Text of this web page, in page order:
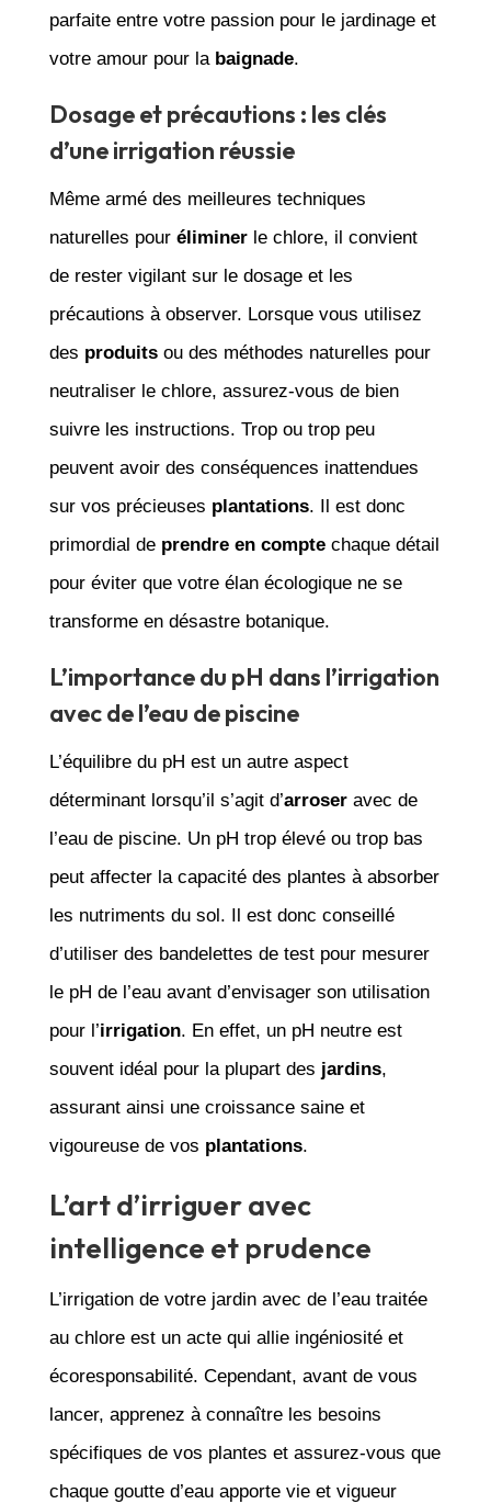
parfaite entre votre passion pour le jardinage et
votre amour pour la baignade.
Dosage et précautions : les clés
d’une irrigation réussie
Même armé des meilleures techniques
naturelles pour éliminerle chlore, il convient
de rester vigilant sur le dosage et les
précautions à observer. Lorsque vous utilisez
des produitsou des méthodes naturelles pour
neutraliser le chlore, assurez-vous de bien
suivre les instructions. Trop ou trop peu
peuvent avoir des conséquences inattendues
sur vos précieuses plantations. Il est donc
primordial de prendre en comptechaque détail
pour éviter que votre élan écologique ne se
transforme en désastre botanique.
L’importance du pH dans l’irrigation
avec de l’eau de piscine
L’équilibre du pH est un autre aspect
déterminant lorsqu’il s’agit d’arroseravec de
l’eau de piscine. Un pH trop élevé ou trop bas
peut affecter la capacité des plantes à absorber
les nutriments du sol. Il est donc conseillé
d’utiliser des bandelettes de test pour mesurer
le pH de l’eau avant d’envisager son utilisation
pour l’irrigation. En effet, un pH neutre est
souvent idéal pour la plupart des jardins,
assurant ainsi une croissance saine et
vigoureuse de vos plantations.
L’art d’irriguer avec
intelligence et prudence
L’irrigation de votre jardin avec de l’eau traitée
au chlore est un acte qui allie ingéniosité et
écoresponsabilité. Cependant, avant de vous
lancer, apprenez à connaître les besoins
spécifiques de vos plantes et assurez-vous que
chaque goutte d’eau apporte vie et vigueur